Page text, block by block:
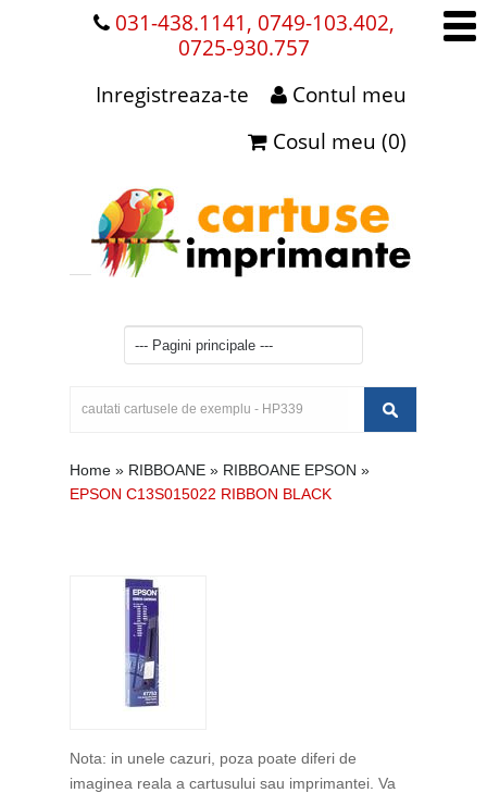
031-438.1141, 0749-103.402,
0725-930.757
Contul meu
Inregistreaza-te
Cosul meu (0)
Home » RIBBOANE » RIBBOANE EPSON »
EPSON C13S015022 RIBBON BLACK
Nota: in unele cazuri, poza poate diferi de
imaginea reala a cartusului sau imprimantei. Va